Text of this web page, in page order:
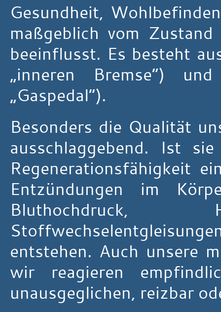
Gesundheit,
maßgeblich vom
beeinflusst. Es besteht
„inneren Bremse“)
„Gaspedal“).
Besonders die Qualität
ausschlaggebend. Ist
Regenerationsfähigkeit
Entzündungen im
Bluthochdruck,
entstehen. Auch unsere
wir reagieren
unausgeglichen, reizbar